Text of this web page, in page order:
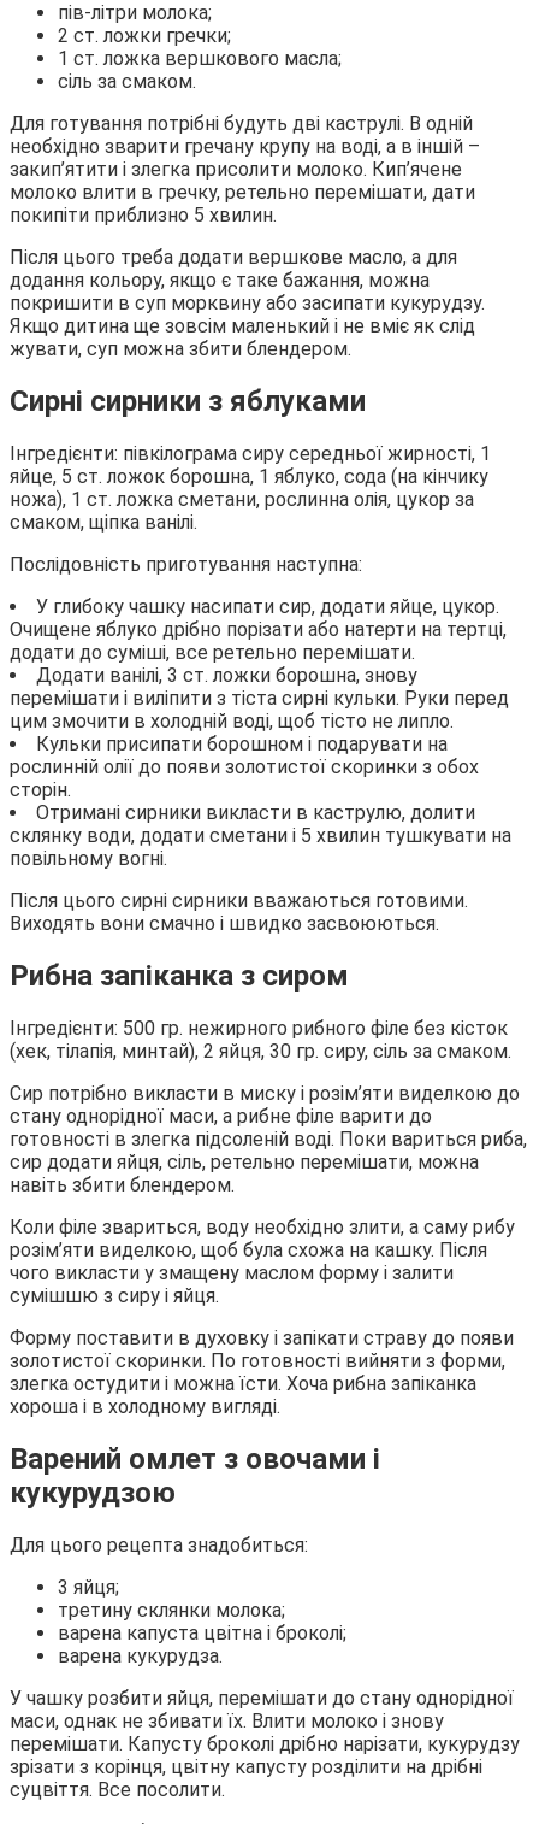
пів-літри молока;
2 ст. ложки гречки;
1 ст. ложка вершкового масла;
сіль за смаком.
Для готування потрібні будуть дві каструлі. В одній
необхідно зварити гречану крупу на воді, а в іншій –
закип’ятити і злегка присолити молоко. Кип’ячене
молоко влити в гречку, ретельно перемішати, дати
покипіти приблизно 5 хвилин.
Після цього треба додати вершкове масло, а для
додання кольору, якщо є таке бажання, можна
покришити в суп морквину або засипати кукурудзу.
Якщо дитина ще зовсім маленький і не вміє як слід
жувати, суп можна збити блендером.
Сирні сирники з яблуками
Інгредієнти: півкілограма сиру середньої жирності, 1
яйце, 5 ст. ложок борошна, 1 яблуко, сода (на кінчику
ножа), 1 ст. ложка сметани, рослинна олія, цукор за
смаком, щіпка ванілі.
Послідовність приготування наступна:
У глибоку чашку насипати сир, додати яйце, цукор.
Очищене яблуко дрібно порізати або натерти на тертці,
додати до суміші, все ретельно перемішати.
Додати ванілі, 3 ст. ложки борошна, знову
перемішати і виліпити з тіста сирні кульки. Руки перед
цим змочити в холодній воді, щоб тісто не липло.
Кульки присипати борошном і подарувати на
рослинній олії до появи золотистої скоринки з обох
сторін.
Отримані сирники викласти в каструлю, долити
склянку води, додати сметани і 5 хвилин тушкувати на
повільному вогні.
Після цього сирні сирники вважаються готовими.
Виходять вони смачно і швидко засвоюються.
Рибна запіканка з сиром
Інгредієнти: 500 гр. нежирного рибного філе без кісток
(хек, тілапія, минтай), 2 яйця, 30 гр. сиру, сіль за смаком.
Сир потрібно викласти в миску і розім’яти виделкою до
стану однорідної маси, а рибне філе варити до
готовності в злегка підсоленій воді. Поки вариться риба,
сир додати яйця, сіль, ретельно перемішати, можна
навіть збити блендером.
Коли філе звариться, воду необхідно злити, а саму рибу
розім’яти виделкою, щоб була схожа на кашку. Після
чого викласти у змащену маслом форму і залити
сумішшю з сиру і яйця.
Форму поставити в духовку і запікати страву до появи
золотистої скоринки. По готовності вийняти з форми,
злегка остудити і можна їсти. Хоча рибна запіканка
хороша і в холодному вигляді.
Варений омлет з овочами і
кукурудзою
Для цього рецепта знадобиться:
3 яйця;
третину склянки молока;
варена капуста цвітна і броколі;
варена кукурудза.
У чашку розбити яйця, перемішати до стану однорідної
маси, однак не збивати їх. Влити молоко і знову
перемішати. Капусту броколі дрібно нарізати, кукурудзу
зрізати з корінця, цвітну капусту розділити на дрібні
суцвіття. Все посолити.